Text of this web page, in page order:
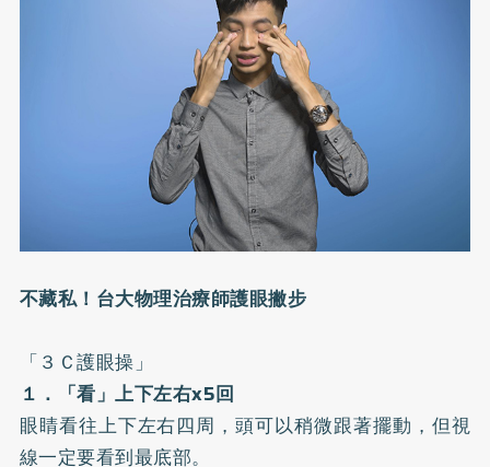
不藏私！台大物理治療師護眼撇步
「３Ｃ護眼操」
１．「看」上下左右x5回
眼睛看往上下左右四周，頭可以稍微跟著擺動，但視
線一定要看到最底部。